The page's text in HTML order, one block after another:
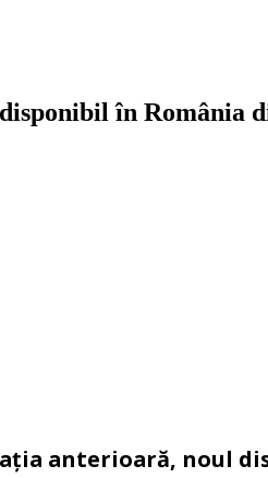
în România
anterioară, noul